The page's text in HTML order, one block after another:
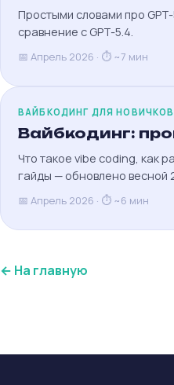
Простыми словами про
сравнение с GPT-5.4.
📅 Апрель 2026 · ⏱ ~7 мин
ВАЙБКОДИНГ ДЛЯ НОВИЧКОВ
Вайбкодинг:
Что такое vibe coding, как
гайды — обновлено весной
📅 Апрель 2026 · ⏱ ~6 мин
← На главную